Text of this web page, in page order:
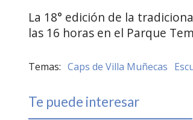
La 18° edición de la
las 16 horas en el Parque
Caps de Villa Muñecas
Te puede interesar